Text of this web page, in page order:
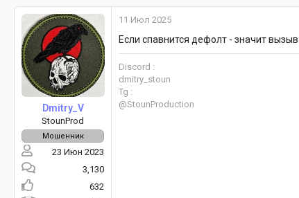
Dmitry_V
StounProd
Мошенник
23 Июн 2023
3,130
632
11 Июл 2025
Если спавнится дефолт - значит
Discord :
dmitry_stoun
Tg :
@StounProduction